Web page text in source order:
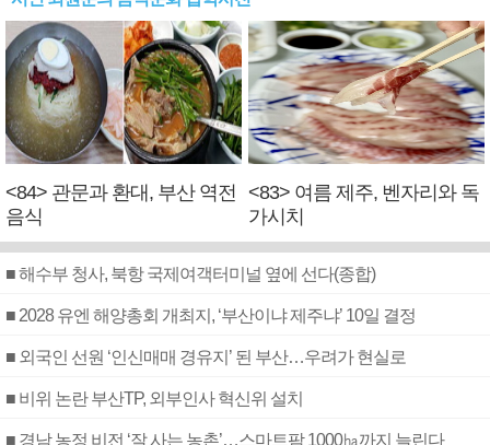
<84> 관문과 환대, 부산 역전
음식
<83> 여름 제주, 벤자리와 독
가시치
■ 해수부 청사, 북항 국제여객터미널 옆에 선다(종합)
■ 2028 유엔 해양총회 개최지, ‘부산이냐 제주냐’ 10일 결정
■ 외국인 선원 ‘인신매매 경유지’ 된 부산…우려가 현실로
■ 비위 논란 부산TP, 외부인사 혁신위 설치
■ 경남 농정 비전 ‘잘 사는 농촌’…스마트팜 1000㏊까지 늘린다